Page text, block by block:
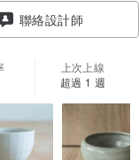
聯絡設計師
上次上線
超過 1 週